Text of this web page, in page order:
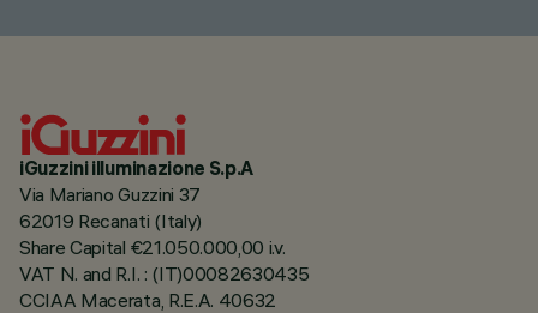
iGuzzini illuminazione S.p.A
Via Mariano Guzzini 37
62019 Recanati (Italy)
Share Capital €21.050.000,00 i.v.
VAT N. and R.I. : (IT)00082630435
CCIAA Macerata, R.E.A. 40632